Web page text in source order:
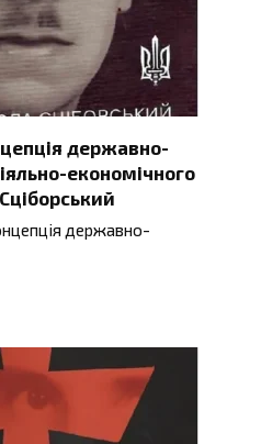
державно-
економічного
державно-